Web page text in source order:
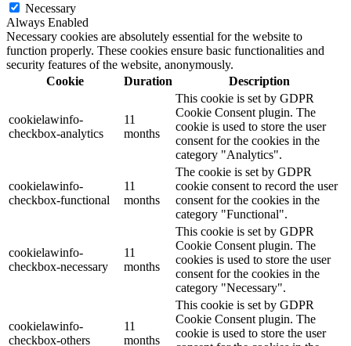
Necessary
Always Enabled
Necessary cookies are absolutely essential for the website to
function properly. These cookies ensure basic functionalities and
security features of the website, anonymously.
Cookie
Duration Description
cookielawinfo-
checkbox-analytics
11
months
This cookie is set by GDPR
Cookie Consent plugin. The
cookie is used to store the user
consent for the cookies in the
category "Analytics".
cookielawinfo-
checkbox-functional
11
months
The cookie is set by GDPR
cookie consent to record the user
consent for the cookies in the
category "Functional".
cookielawinfo-
checkbox-necessary
11
months
This cookie is set by GDPR
Cookie Consent plugin. The
cookies is used to store the user
consent for the cookies in the
category "Necessary".
cookielawinfo-
checkbox-others
11
months
This cookie is set by GDPR
Cookie Consent plugin. The
cookie is used to store the user